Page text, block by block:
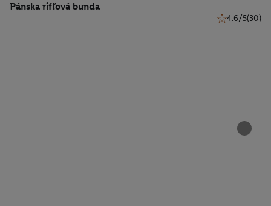
Pánska rifľová bunda
4.6/5(30)